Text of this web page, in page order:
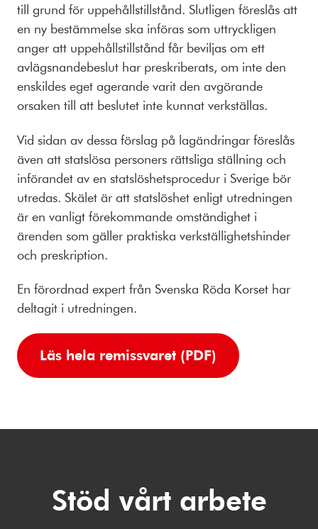
till grund för uppehållstillstånd. Slutligen föreslås att
en ny bestämmelse ska införas som uttryckligen
anger att uppehållstillstånd får beviljas om ett
avlägsnandebeslut har preskriberats, om inte den
enskildes eget agerande varit den avgörande
orsaken till att beslutet inte kunnat verkställas.
Vid sidan av dessa förslag på lagändringar föreslås
även att statslösa personers rättsliga ställning och
införandet av en statslöshetsprocedur i Sverige bör
utredas. Skälet är att statslöshet enligt utredningen
är en vanligt förekommande omständighet i
ärenden som gäller praktiska verkställighetshinder
och preskription.
En förordnad expert från Svenska Röda Korset har
deltagit i utredningen.
Läs hela remissvaret (PDF)
Stöd vårt arbete